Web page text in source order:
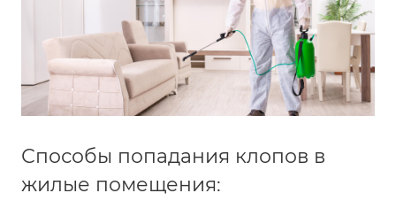
Способы попадания клопов в
жилые помещения: